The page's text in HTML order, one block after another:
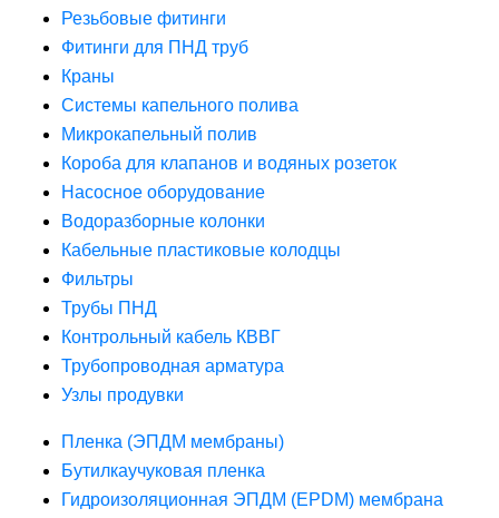
Резьбовые фитинги
Фитинги для ПНД труб
Краны
Системы капельного полива
Микрокапельный полив
Короба для клапанов и водяных розеток
Насосное оборудование
Водоразборные колонки
Кабельные пластиковые колодцы
Фильтры
Трубы ПНД
Контрольный кабель КВВГ
Трубопроводная арматура
Узлы продувки
Пленка (ЭПДМ мембраны)
Бутилкаучуковая пленка
Гидроизоляционная ЭПДМ (EPDM) мембрана